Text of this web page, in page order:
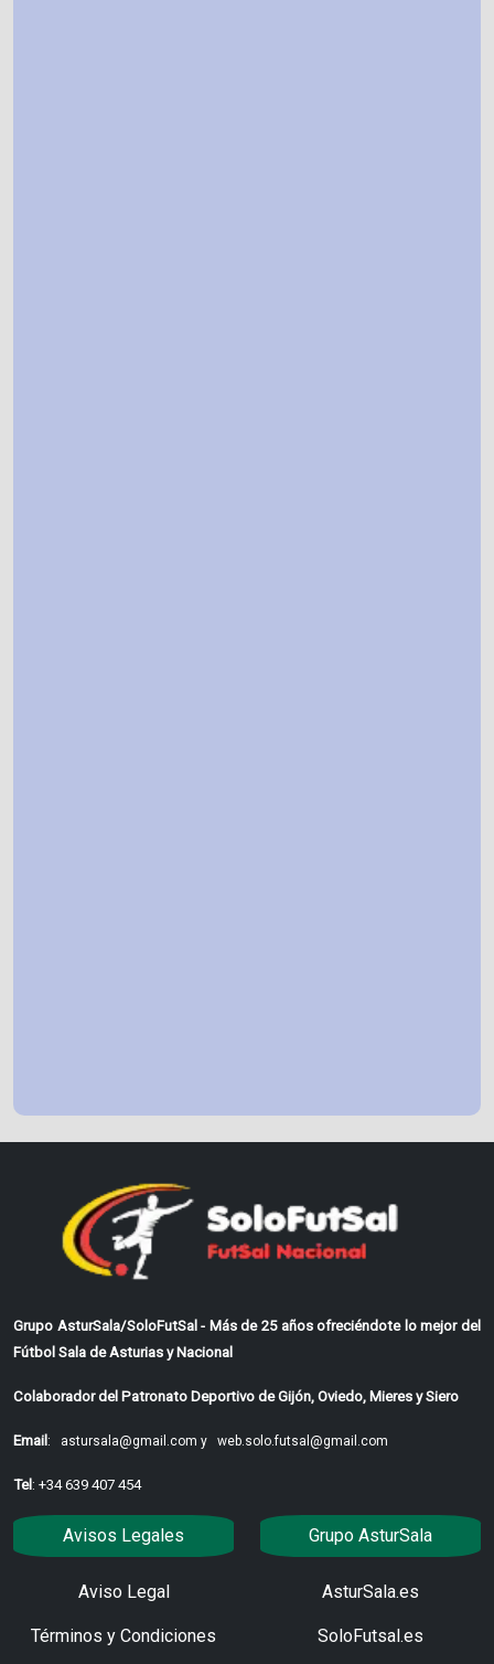
Grupo AsturSala/SoloFutSal - Más de 25 años ofreciéndote lo mejor del
Fútbol Sala de Asturias y Nacional
Colaborador del Patronato Deportivo de Gijón, Oviedo, Mieres y Siero
Email: astursala@gmail.com y web.solo.futsal@gmail.com
Tel: +34 639 407 454
Avisos Legales
Aviso Legal
Términos y Condiciones
Grupo AsturSala
AsturSala.es
SoloFutsal.es